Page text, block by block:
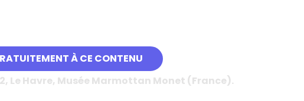
À CE CONTENU
Le Havre, Musée Marmottan Monet (France).